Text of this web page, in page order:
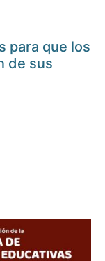
para que los
de sus